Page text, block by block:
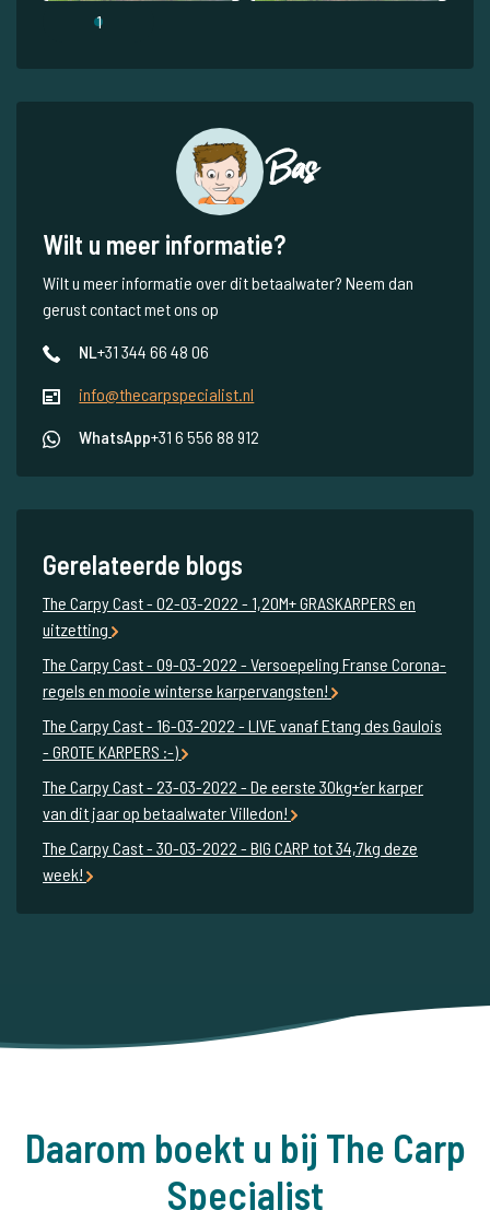
1
Bas
Wilt u meer informatie?
Wilt u meer informatie over dit betaalwater? Neem dan
gerust contact met ons op
NL+31 344 66 48 06
info@thecarpspecialist.nl
WhatsApp+31 6 556 88 912
Gerelateerde blogs
The Carpy Cast - 02-03-2022 - 1,20M+ GRASKARPERS en
uitzetting
The Carpy Cast - 09-03-2022 - Versoepeling Franse Corona-
regels en mooie winterse karpervangsten!
The Carpy Cast - 16-03-2022 - LIVE vanaf Etang des Gaulois
- GROTE KARPERS :-)
The Carpy Cast - 23-03-2022 - De eerste 30kg+’er karper
van dit jaar op betaalwater Villedon!
The Carpy Cast - 30-03-2022 - BIG CARP tot 34,7kg deze
week!
Daarom boekt u bij The Carp
Specialist